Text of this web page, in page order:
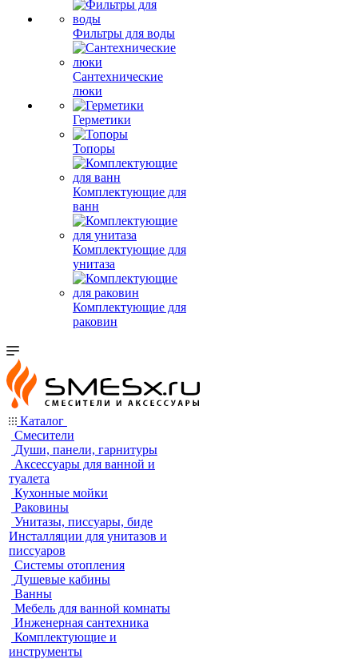
Фильтры для воды
Сантехнические
люки
Герметики
Топоры
Комплектующие для
ванн
Комплектующие для
унитаза
Комплектующие для
раковин
Каталог
Смесители
Души, панели, гарнитуры
Аксессуары для ванной и
туалета
Кухонные мойки
Раковины
Унитазы, писсуары, биде
Инсталляции для унитазов и
писсуаров
Системы отопления
Душевые кабины
Ванны
Мебель для ванной комнаты
Инженерная сантехника
Комплектующие и
инструменты